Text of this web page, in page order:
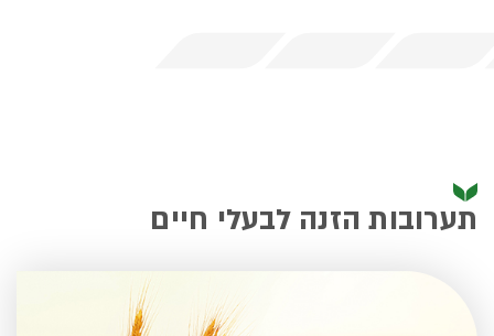
תערובות הזנה לבעלי חיים